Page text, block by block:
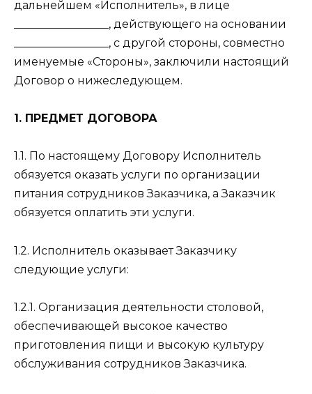
дальнейшем «Исполнитель», в лице
_________________, действующего на основании
_________________, с другой стороны, совместно
именуемые «Стороны», заключили настоящий
Договор о нижеследующем.
1. ПРЕДМЕТ ДОГОВОРА
1.1. По настоящему Договору Исполнитель
обязуется оказать услуги по организации
питания сотрудников Заказчика, а Заказчик
обязуется оплатить эти услуги.
1.2. Исполнитель оказывает Заказчику
следующие услуги:
1.2.1. Организация деятельности столовой,
обеспечивающей высокое качество
приготовления пищи и высокую культуру
обслуживания сотрудников Заказчика.